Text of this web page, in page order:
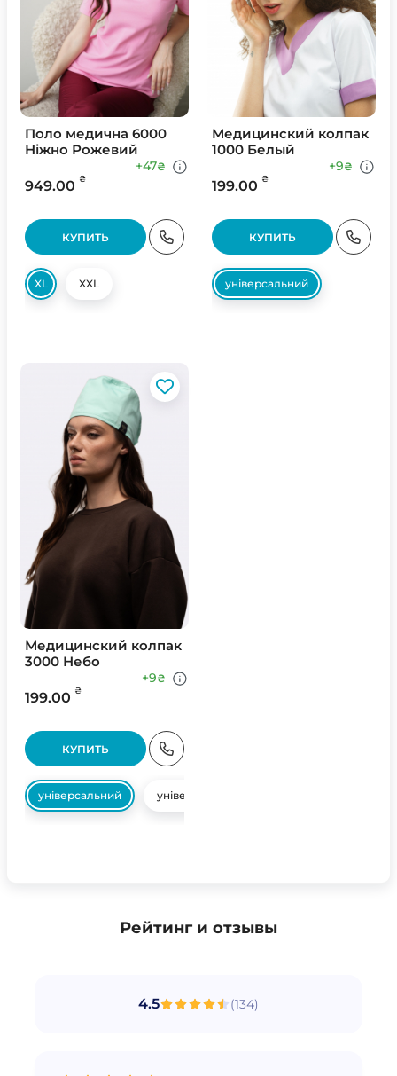
Поло медична 6000
Ніжно Рожевий
949.00 ₴
+47₴
КУПИТЬ
XL XXL
Медицинский колпак
1000 Белый
199.00 ₴
+9₴
КУПИТЬ
універсальний
Медицинский колпак
3000 Небо
199.00 ₴
+9₴
КУПИТЬ
універсальний універсальний
Рейтинг и отзывы
4.5 (134)